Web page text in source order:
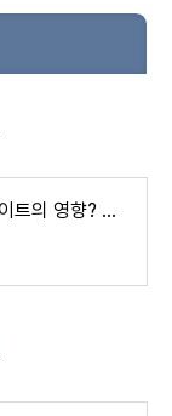
구글 2026년 3월 코어 업데이트의 영향? 티스토리 방문자 일시적으로 회복